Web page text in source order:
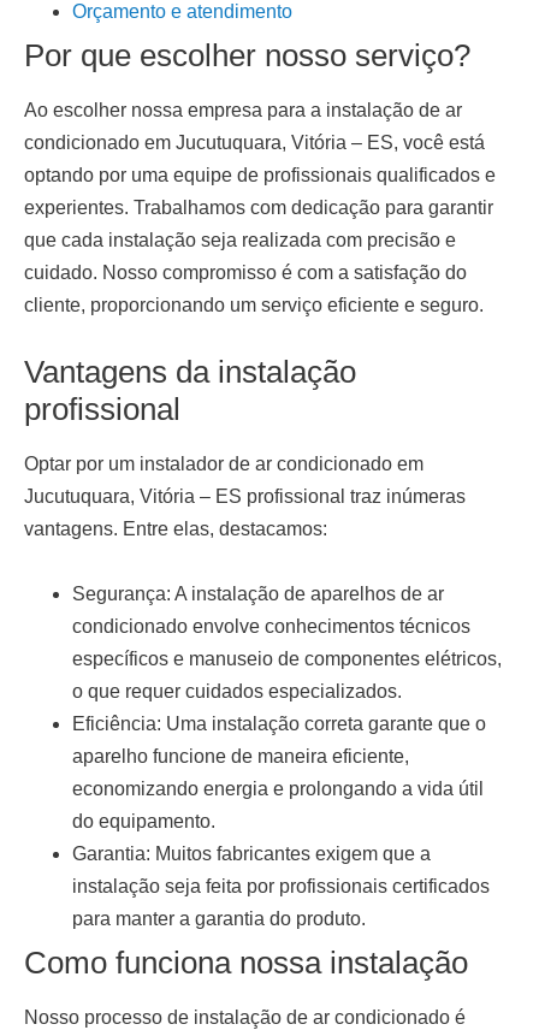
Orçamento e atendimento
Por que escolher nosso serviço?
Ao escolher nossa empresa para a instalação de ar
condicionado em Jucutuquara, Vitória – ES, você está
optando por uma equipe de profissionais qualificados e
experientes. Trabalhamos com dedicação para garantir
que cada instalação seja realizada com precisão e
cuidado. Nosso compromisso é com a satisfação do
cliente, proporcionando um serviço eficiente e seguro.
Vantagens da instalação
profissional
Optar por um instalador de ar condicionado em
Jucutuquara, Vitória – ES profissional traz inúmeras
vantagens. Entre elas, destacamos:
Segurança: A instalação de aparelhos de ar
condicionado envolve conhecimentos técnicos
específicos e manuseio de componentes elétricos,
o que requer cuidados especializados.
Eficiência: Uma instalação correta garante que o
aparelho funcione de maneira eficiente,
economizando energia e prolongando a vida útil
do equipamento.
Garantia: Muitos fabricantes exigem que a
instalação seja feita por profissionais certificados
para manter a garantia do produto.
Como funciona nossa instalação
Nosso processo de instalação de ar condicionado é